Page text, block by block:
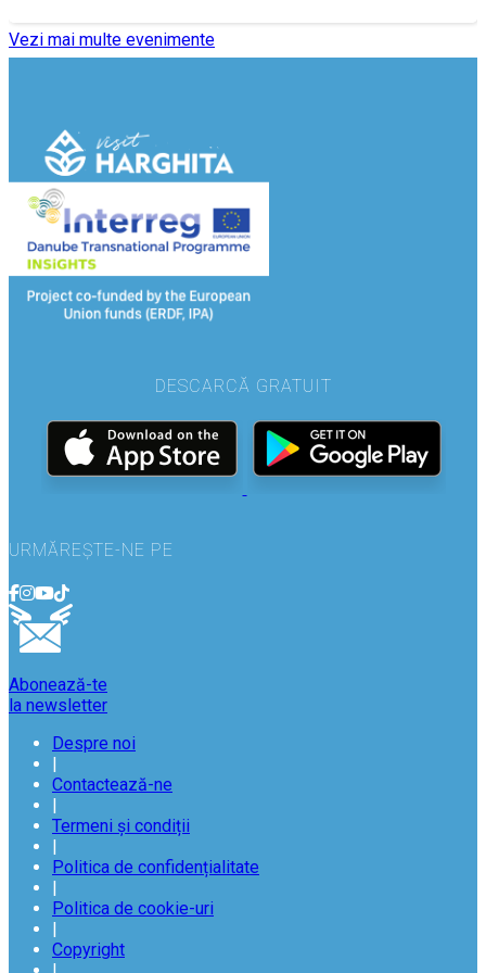
Vezi mai multe evenimente
DESCARCĂ GRATUIT
URMĂREȘTE-NE PE
Abonează-te
la newsletter
Despre noi
|
Contactează-ne
|
Termeni și condiții
|
Politica de confidențialitate
|
Politica de cookie-uri
|
Copyright